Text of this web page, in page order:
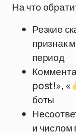
На что
Резкие
признак
период
post!», «
боты
и числом